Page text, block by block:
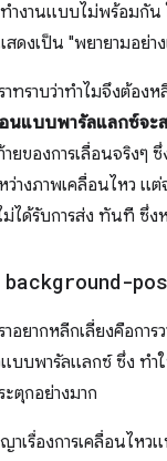
ำงานแบบไม่พร้อมกัน
ดงเป็น "พยายามอย่
ทราบว่าทำไมจึงต้อง
อนแบบพารัลแลกซ์จ
ของการเลื่อนจริงๆ
ว่างภาพเคลื่อนไหว
ได้รับการส่ง ทันที ซึ่ง
background-
อยากหลีกเลี่ยงคือกา
บพารัลแลกซ์ ซึ่ง ทำ
ะตุกอย่างมาก
เรื่องการเคลื่อนไห